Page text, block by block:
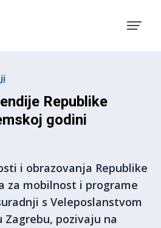
Republike
godini
i obrazovanja Republike
za mobilnost i programe
s Veleposlanstvom
Zagrebu, pozivaju na